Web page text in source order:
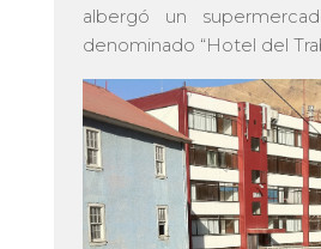
albergó un
denominado “Hotel del